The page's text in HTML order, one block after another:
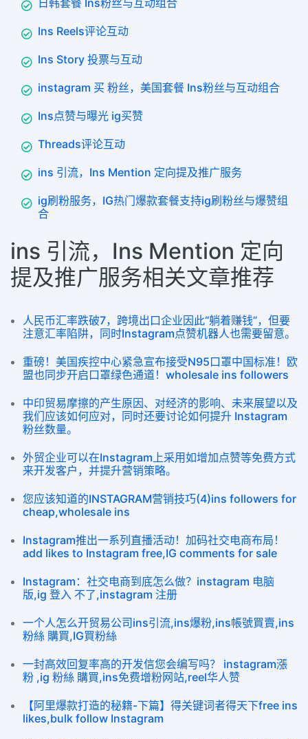
日韩套餐 Ins粉丝与互动组合
Ins Reels评论互动
Ins Story 投票与互动
instagram 买 粉丝，美国套餐 Ins粉丝与互动组合
Ins点赞与曝光 ig买赞
Threads评论互动
ins 引流，Ins Mention 定向提及推广服务
ig刷粉服务，IG热门爆款套餐支持ig刷粉丝与爆赞组
合
ins 引流，Ins Mention 定向
提及推广服务相关文章推荐
人民币汇率跌破7，跨境出口企业因此“躺着赚钱”，但要
注意汇率陷阱，同时Instagram点赞机器人也需要留意。
重磅！美国疾控中心紧急宣布接受N95口罩中国标准！欧
盟也同步开启口罩绿色通道！wholesale ins followers
中印贸易摩擦的产生原因、对经济的影响、未来展望以及
我们应该如何应对，同时还要讨论如何提升 Instagram
粉丝数量。
外贸企业可以在Instagram上采用如增加点赞等免费方式
来开发客户，并提升营销策略。
您应该知道的INSTAGRAM营销技巧(4)ins followers for
cheap,wholesale ins
Instagram推出一系列直播活动！加码社交电商布局！
add likes to Instagram free,IG comments for sale
Instagram：社交电商到底怎么做？instagram 电脑
版,ig 登入 不了,instagram 注册
一个人怎么开贸易公司ins引流,ins爆粉,ins帳號買賣,ins
粉絲 購買,IG買粉絲
一封高效回复率高的开发信您会编写吗？ instagram漲
粉 ,ig 粉絲 購買,ins免费增粉网站,reel华人赞
【阿里爆款打造的秘籍-下篇】得关键词者得天下free ins
likes,bulk follow Instagram